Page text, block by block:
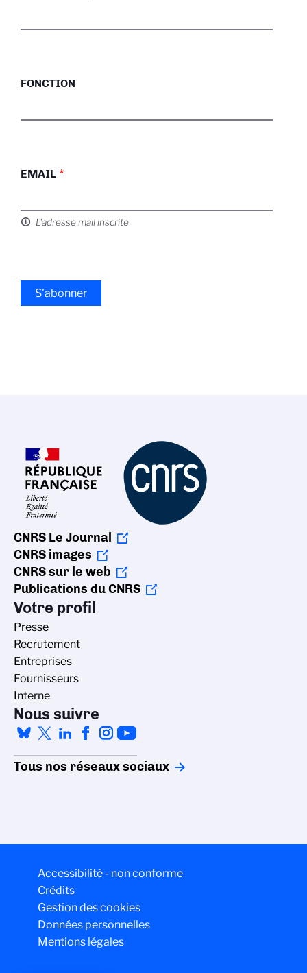
FONCTION
EMAIL
L'adresse mail inscrite
CNRS Le Journal
CNRS images
CNRS sur le web
Publications du CNRS
Votre profil
Presse
Recrutement
Entreprises
Fournisseurs
Interne
Nous suivre
Tous nos réseaux sociaux
Accessibilité - non conforme
Crédits
Gestion des cookies
Données personnelles
Mentions légales